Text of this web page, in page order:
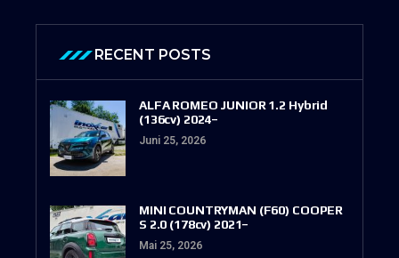
RECENT POSTS
ALFA ROMEO JUNIOR 1.2 Hybrid
(136cv) 2024–
Juni 25, 2026
MINI COUNTRYMAN (F60) COOPER
S 2.0 (178cv) 2021–
Mai 25, 2026